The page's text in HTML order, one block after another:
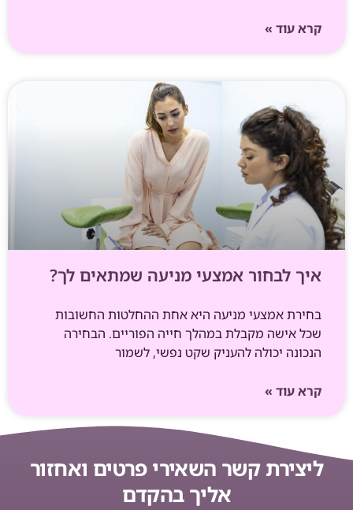
קרא עוד »
איך לבחור אמצעי מניעה שמתאים לך?
בחירת אמצעי מניעה היא אחת ההחלטות החשובות
שכל אישה מקבלת במהלך חייה הפוריים. הבחירה
הנכונה יכולה להעניק שקט נפשי, לשמור
קרא עוד »
ליצירת קשר השאירי פרטים ואחזור
אליך בהקדם